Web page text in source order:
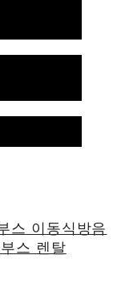
스 이동식방음
스 렌탈